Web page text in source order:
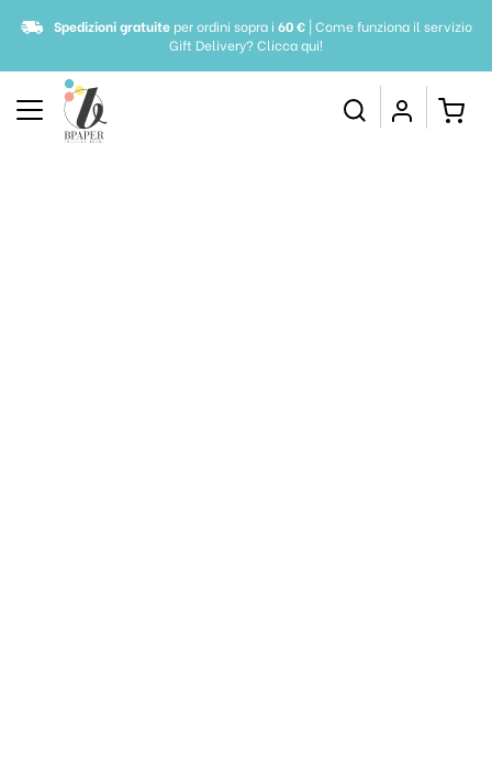
Spedizioni gratuiteper ordini sopra i 60 €| Come funziona il servizio
Gift Delivery?Clicca qui!